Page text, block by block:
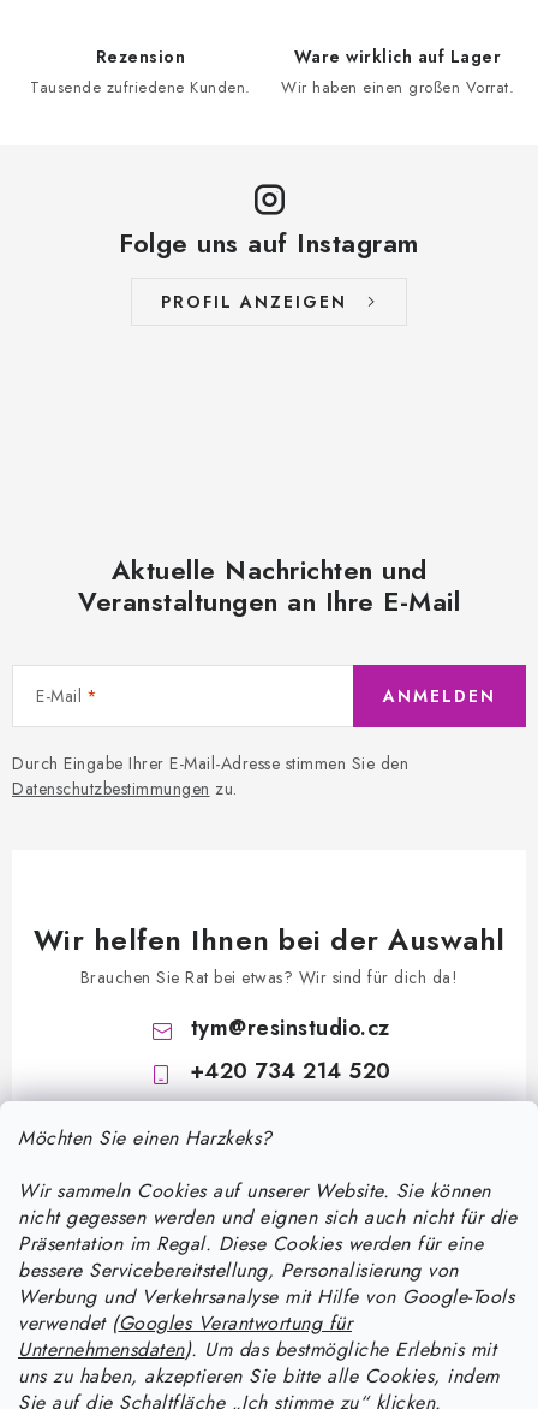
Möchten Sie einen Harzkeks?
Wir sammeln Cookies auf unserer Website. Sie können
nicht gegessen werden und eignen sich auch nicht für die
Präsentation im Regal. Diese Cookies werden für eine
bessere Servicebereitstellung, Personalisierung von
Werbung und Verkehrsanalyse mit Hilfe von Google-Tools
verwendet (Googles Verantwortung für
Unternehmensdaten). Um das bestmögliche Erlebnis mit
uns zu haben, akzeptieren Sie bitte alle Cookies, indem
Sie auf die Schaltfläche „Ich stimme zu“ klicken.
Rezension
Tausende zufriedene Kunden.
Ware wirklich auf Lager
Wir haben einen großen Vorrat.
Folge uns auf Instagram
PROFIL ANZEIGEN
Aktuelle Nachrichten und
Veranstaltungen an Ihre E-Mail
E-Mail
Durch Eingabe Ihrer E-Mail-Adresse stimmen Sie den
Datenschutzbestimmungen zu.
ANMELDEN
Wir helfen Ihnen bei der Auswahl
Brauchen Sie Rat bei etwas? Wir sind für dich da!
tym@resinstudio.cz
+420 734 214 520
Informace pro vás